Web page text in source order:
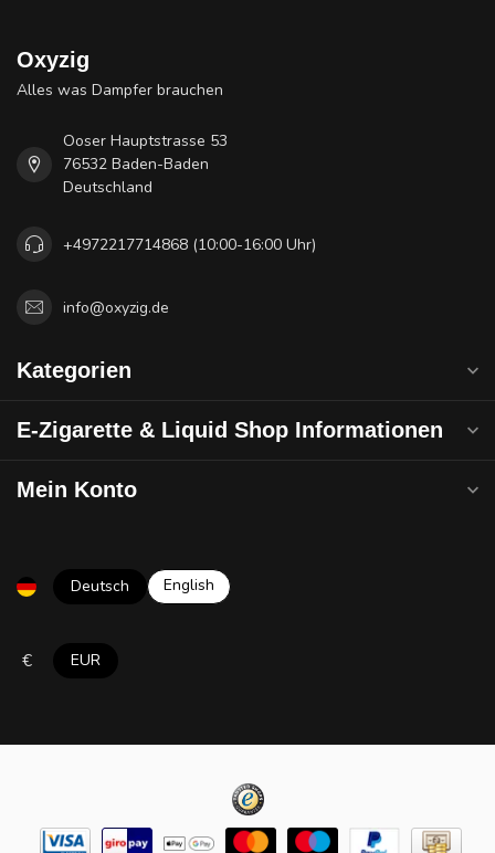
Oxyzig
Alles was Dampfer brauchen
Ooser Hauptstrasse 53
76532 Baden-Baden
Deutschland
+4972217714868 (10:00-16:00 Uhr)
info@oxyzig.de
Kategorien
E-Zigarette & Liquid Shop Informationen
Mein Konto
Deutsch English
€ EUR